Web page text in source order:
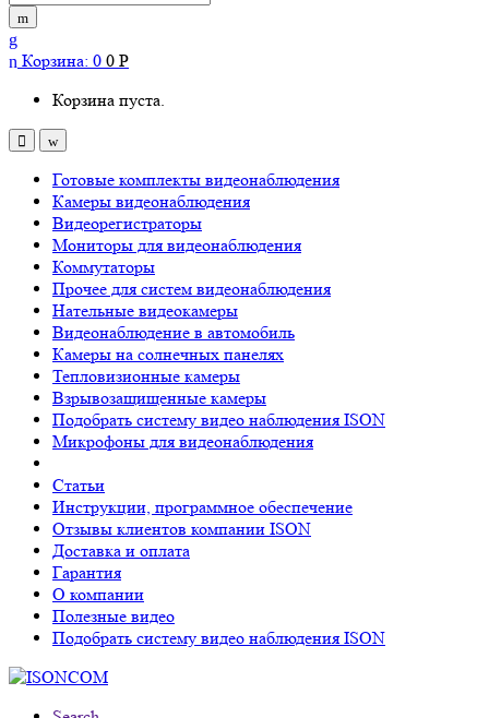
Корзина: 0 0 Р
Корзина пуста.
Готовые комплекты видеонаблюдения
Камеры видеонаблюдения
Видеорегистраторы
Мониторы для видеонаблюдения
Коммутаторы
Прочее для систем видеонаблюдения
Нательные видеокамеры
Видеонаблюдение в автомобиль
Камеры на солнечных панелях
Тепловизионные камеры
Взрывозащищенные камеры
Подобрать систему видео наблюдения ISON
Микрофоны для видеонаблюдения
Статьи
Инструкции, программное обеспечение
Отзывы клиентов компании ISON
Доставка и оплата
Гарантия
О компании
Полезные видео
Подобрать систему видео наблюдения ISON